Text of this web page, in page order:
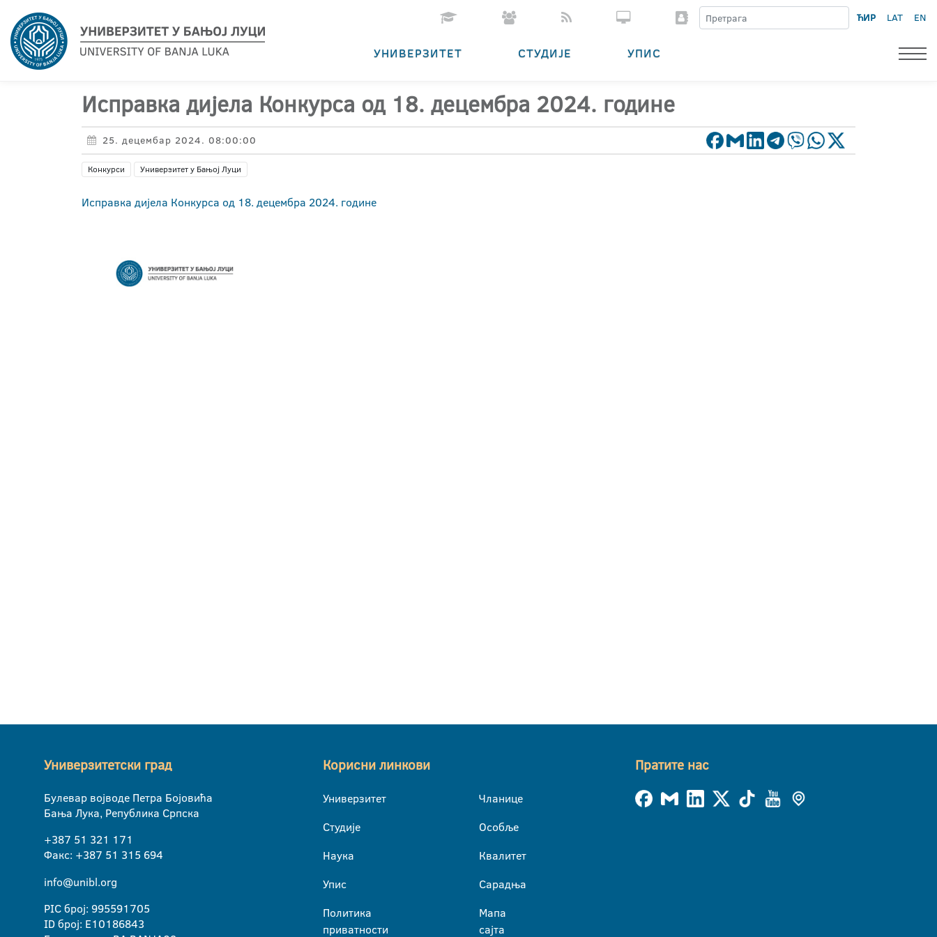
ЋИР LAT EN
УНИВЕРЗИТЕТ СТУДИЈЕ УПИС
Исправка дијела Конкурса од 18. децембра 2024. године
25. децембар 2024. 08:00:00
Конкурси Универзитет у Бањој Луци
Исправка дијела Конкурса од 18. децембра 2024. године
Универзитетски град
Булевар војводе Петра Бојовића
Бања Лука, Република Српска
+387 51 321 171
Факс: +387 51 315 694
info@unibl.org
PIC број: 995591705
ID број: E10186843
Корисни линкови
Универзитет
Студије
Наука
Упис
Политика
приватности
Чланице
Особље
Квалитет
Сарадња
Мапа
сајта
Пратите нас